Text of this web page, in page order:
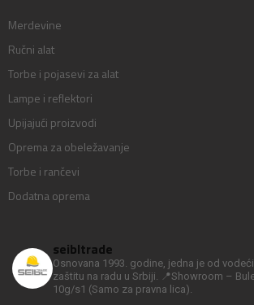
Merdevine
Ručni alat
Torbe i pojasevi za alat
Lampe i reflektori
Upijajući proizvodi
Oprema za obeležavanje
Torbe i rančevi
Dodatna oprema
seibltrade
Osnovana 1993. godine, jedna je od
zaštitu na radu u Srbiji.
📍Showroom –
10g/s1 (Samo za pravna lica).